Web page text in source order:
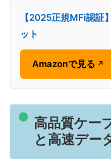
【2025正規MFi認証
ット
Amazonで見る ↗
高品質ケー
と高速デー